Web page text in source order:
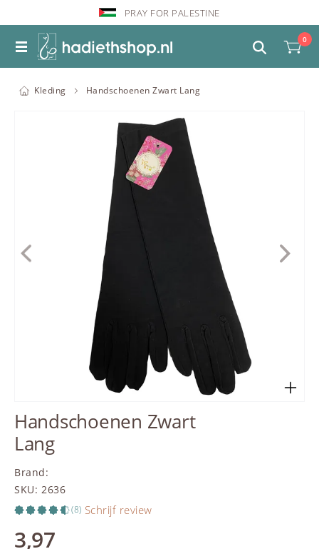
PRAY FOR PALESTINE
0
Kleding Handschoenen Zwart Lang
Handschoenen Zwart
Lang
Brand:
SKU: 2636
(8) Schrijf review
3,97